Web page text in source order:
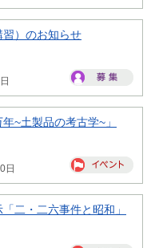
）のお知らせ
~土製品の考古学~」
日
二・二六事件と昭和」